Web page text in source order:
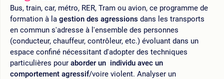
Bus, train, car, métro, RER, Tram ou avion, ce programme de
formation à la gestion des agressions dans les transports
en commun s'adresse à l'ensemble des personnes
(conducteur, chauffeur, contrôleur, etc.) évoluant dans un
espace confiné nécessitant d'adopter des techniques
particulières pour aborder un individu avec un
comportement agressif/voire violent. Analyser un